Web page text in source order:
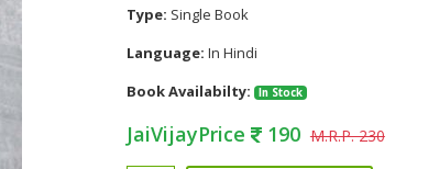
Type: Single Book
Language: In Hindi
Book Availabilty:
In Stock
JaiVijayPrice 190 M.R.P. 230